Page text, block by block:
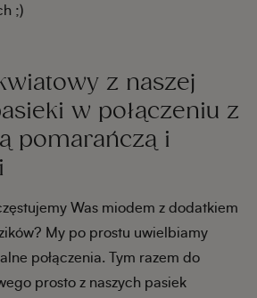
;)
z naszej
w połączeniu z
pomarańczą i
Was miodem z dodatkiem
My po prostu uwielbiamy
połączenia. Tym razem do
prosto z naszych pasiek